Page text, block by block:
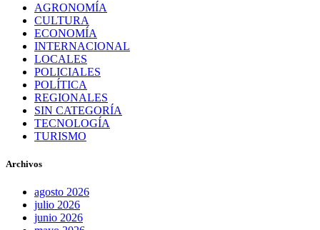
AGRONOMÍA
CULTURA
ECONOMÍA
INTERNACIONAL
LOCALES
POLICIALES
POLÍTICA
REGIONALES
SIN CATEGORÍA
TECNOLOGÍA
TURISMO
Archivos
agosto 2026
julio 2026
junio 2026